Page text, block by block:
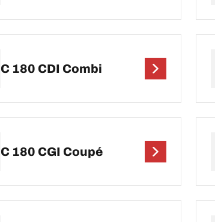
C 180 CDI Combi
C 180 CGI Coupé